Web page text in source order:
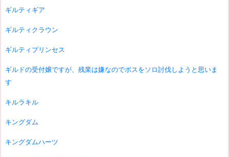
ギルティギア
ギルティクラウン
ギルティプリンセス
ギルドの受付嬢ですが、残業は嫌なのでボスをソロ討伐しようと思いま
す
キルラキル
キングダム
キングダムハーツ